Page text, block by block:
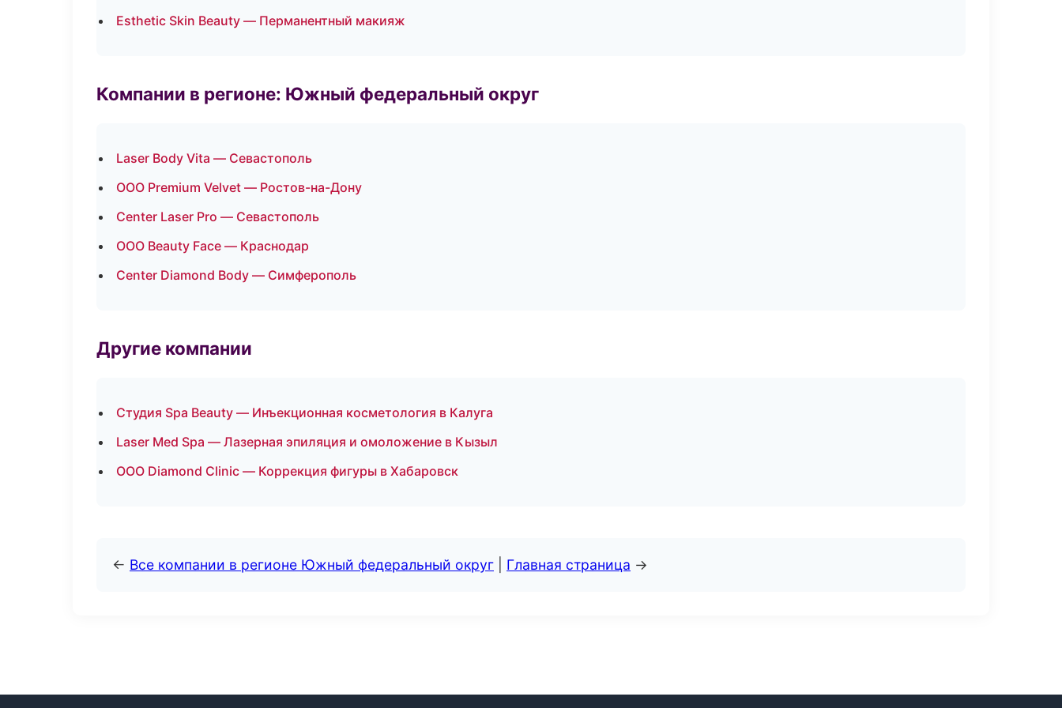
Esthetic Skin Beauty — Перманентный макияж
Компании в регионе: Южный федеральный округ
Laser Body Vita — Севастополь
ООО Premium Velvet — Ростов-на-Дону
Center Laser Pro — Севастополь
ООО Beauty Face — Краснодар
Center Diamond Body — Симферополь
Другие компании
Студия Spa Beauty — Инъекционная косметология в Калуга
Laser Med Spa — Лазерная эпиляция и омоложение в Кызыл
ООО Diamond Clinic — Коррекция фигуры в Хабаровск
← Все компании в регионе Южный федеральный округ Главная страница →